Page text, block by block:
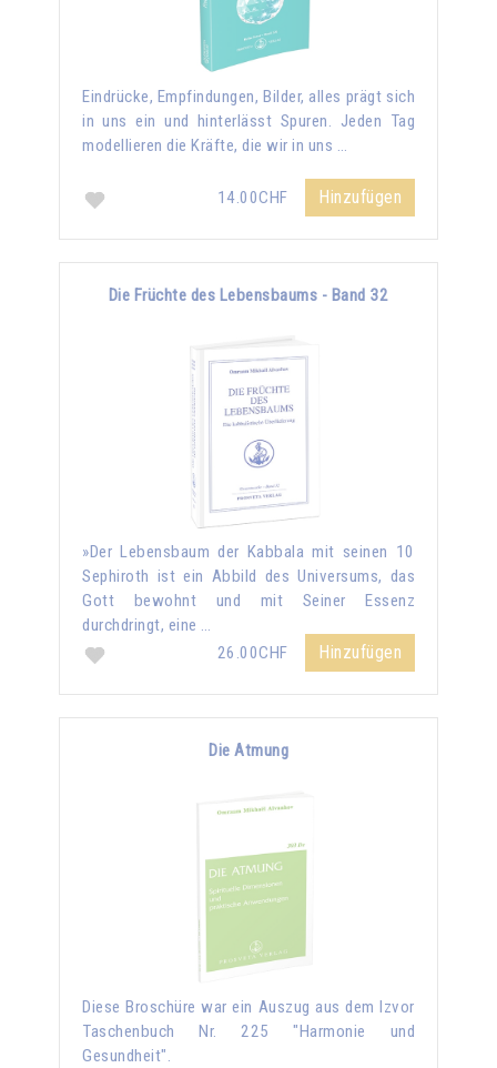
Eindrücke, Empfindungen, Bilder, alles prägt sich
in uns ein und hinterlässt Spuren. Jeden Tag
modellieren die Kräfte, die wir in uns …
14.00CHF Hinzufügen
Die Früchte des Lebensbaums - Band 32
»Der Lebensbaum der Kabbala mit seinen 10
Sephiroth ist ein Abbild des Universums, das
Gott bewohnt und mit Seiner Essenz
durchdringt, eine …
26.00CHF
Hinzufügen
Die Atmung
Diese Broschüre war ein Auszug aus dem Izvor
Taschenbuch Nr. 225 "Harmonie und
Gesundheit".